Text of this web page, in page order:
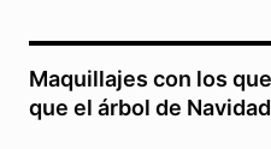
Maquillajes con los
que el árbol de Navidad